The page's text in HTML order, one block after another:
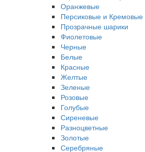
Оранжевые
Персиковые и Кремовые
Прозрачные шарики
Фиолетовые
Черные
Белые
Красные
Желтые
Зеленые
Розовые
Голубые
Сиреневые
Разноцветные
Золотые
Серебряные